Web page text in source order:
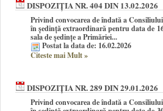
DISPOZIȚIA NR. 404 DIN 13.02.2026
Privind convocarea de îndată a
în şedinţă extraordinară pentru data de
sala de ședințe a Primăriei...
Postat la data de: 16.02.2026
Citeste mai Mult»
DISPOZIȚIA NR. 289 DIN 29.01.2026
Privind convocarea de îndată a